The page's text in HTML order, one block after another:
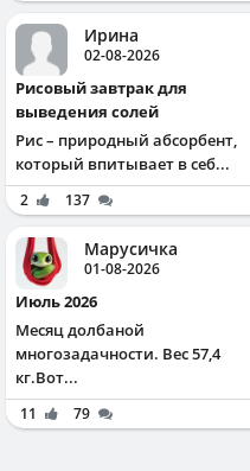
Ирина
02-08-2026
Рисовый завтрак для
выведения солей
Рис – природный абсорбент,
который впитывает в себ...
2 137
Марусичка
01-08-2026
Июль 2026
Месяц долбаной
многозадачности. Вес 57,4
кг.Вот...
11 79